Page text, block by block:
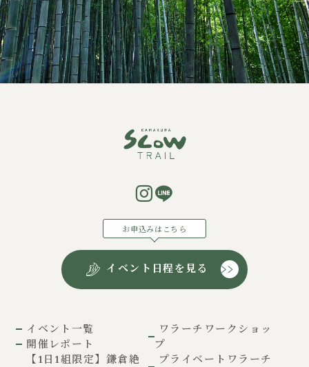
お申込みはこちら
イベント日程を見る
イベント一覧
開催レポート
【1日1組限定】鎌倉絶
ワラーチワークショッ
プ
プライベートワラーチ